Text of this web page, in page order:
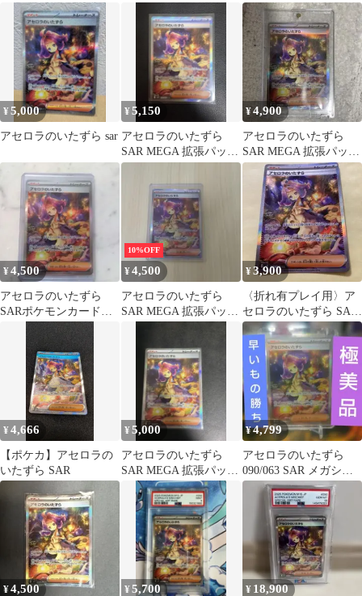
SAR M1S 090/063
¥5,000
アセロラのいたずら sar
¥5,150
アセロラのいたずら
SAR MEGA 拡張パック
メガシンフォニア キラ
¥4,900
アセロラのいたずら
SAR MEGA 拡張パック
メガシンフォニア キラ
09…
¥4,500
アセロラのいたずら
SARポケモンカード美
10%OFF
¥4,500
アセロラのいたずら
SAR MEGA 拡張パック
メガシンフォニア キラ
¥3,900
〈折れ有プレイ用〉ア
セロラのいたずら SAR
MEGA メガシンフォニ
ア 09…
¥4,666
【ポケカ】アセロラの
いたずら SAR
¥5,000
アセロラのいたずら
SAR MEGA 拡張パック
メガシンフォニア キラ
09…
¥4,799
アセロラのいたずら
090/063 SAR メガシン
フォニア
¥4,500 ¥5,700 ¥ 18,900